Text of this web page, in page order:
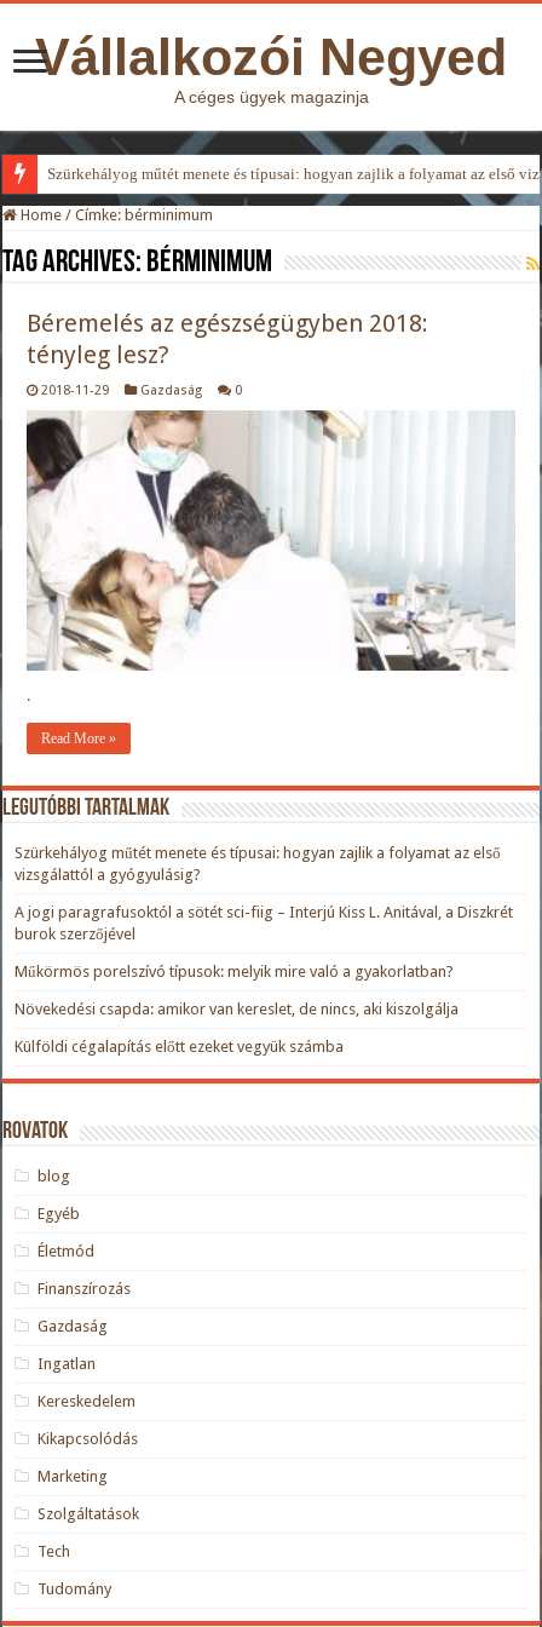
Vállalkozói Negyed
A céges ügyek magazinja
Szürkehályog műtét menete és típusai: hogyan zajlik a folyamat az első
Home / Címke: bérminimum
Tag Archives: bérminimum
Béremelés az egészségügyben 2018:
tényleg lesz?
2018-11-29 Gazdaság 0
.
Read More »
Legutóbbi tartalmak
Szürkehályog műtét menete és típusai: hogyan zajlik a folyamat az első
vizsgálattól a gyógyulásig?
A jogi paragrafusoktól a sötét sci-fiig – Interjú Kiss L. Anitával, a Diszkrét
burok szerzőjével
Műkörmös porelszívó típusok: melyik mire való a gyakorlatban?
Növekedési csapda: amikor van kereslet, de nincs, aki kiszolgálja
Külföldi cégalapítás előtt ezeket vegyük számba
Rovatok
blog
Egyéb
Életmód
Finanszírozás
Gazdaság
Ingatlan
Kereskedelem
Kikapcsolódás
Marketing
Szolgáltatások
Tech
Tudomány